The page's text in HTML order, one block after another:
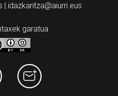
| idazkaritza@aiurri.eus
garatua